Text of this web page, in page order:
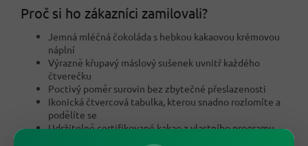
Proč si ho zákazníci zamilovali?
Jemná mléčná čokoláda s hebkou kakaovou krémovou
náplní
Výrazně křupavý máslový sušenek uvnitř každého
čtverečku
Poctivý poměr surovin bez zbytečné přeslazenosti
Ikonická čtvercová tabulka, kterou snadno rozlomíte a
podělíte se
Udržitelně certifikované kakao z vlastního programu